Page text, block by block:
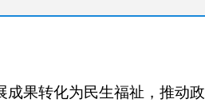
成果转化为民生福祉，推动政